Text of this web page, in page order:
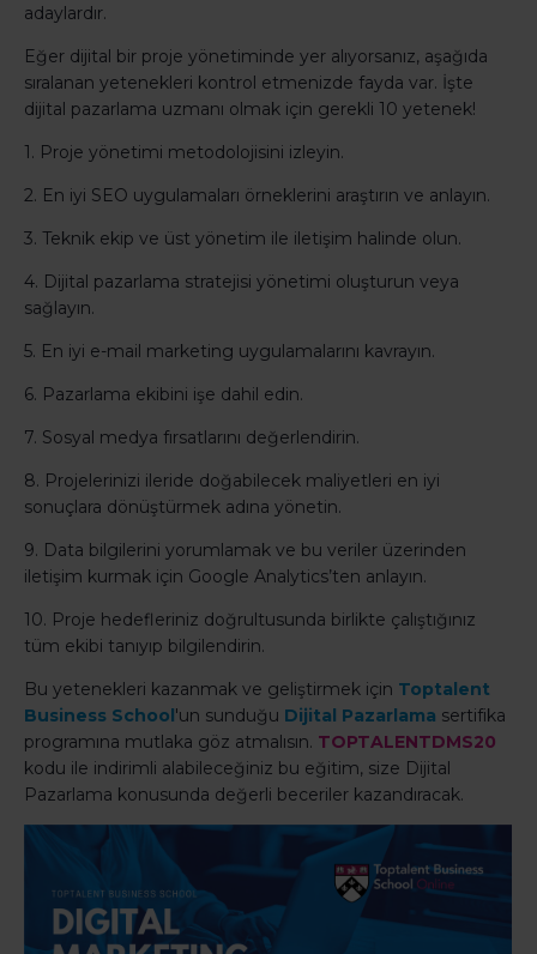
adaylardır.
Eğer dijital bir proje yönetiminde yer alıyorsanız, aşağıda
sıralanan yetenekleri kontrol etmenizde fayda var. İşte
dijital pazarlama uzmanı olmak için gerekli 10 yetenek!
1. Proje yönetimi metodolojisini izleyin.
2. En iyi SEO uygulamaları örneklerini araştırın ve anlayın.
3. Teknik ekip ve üst yönetim ile iletişim halinde olun.
4. Dijital pazarlama stratejisi yönetimi oluşturun veya
sağlayın.
5. En iyi e-mail marketing uygulamalarını kavrayın.
6. Pazarlama ekibini işe dahil edin.
7. Sosyal medya fırsatlarını değerlendirin.
8. Projelerinizi ileride doğabilecek maliyetleri en iyi
sonuçlara dönüştürmek adına yönetin.
9. Data bilgilerini yorumlamak ve bu veriler üzerinden
iletişim kurmak için Google Analytics’ten anlayın.
10. Proje hedefleriniz doğrultusunda birlikte çalıştığınız
tüm ekibi tanıyıp bilgilendirin.
Bu yetenekleri kazanmak ve geliştirmek için Toptalent
Business School'un sunduğu Dijital Pazarlama sertifika
programına mutlaka göz atmalısın. TOPTALENTDMS20
kodu ile indirimli alabileceğiniz bu eğitim, size Dijital
Pazarlama konusunda değerli beceriler kazandıracak.